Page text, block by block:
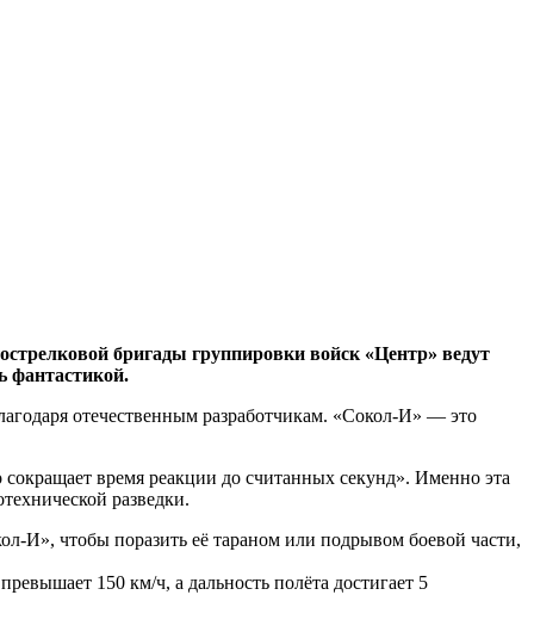
бригады группировки войск «Центр» ведут
фантастикой.
отечественным разработчикам. «Сокол-И» — это
время реакции до считанных секунд». Именно эта
разведки.
И», чтобы поразить её тараном или подрывом боевой части,
150 км/ч, а дальность полёта достигает 5